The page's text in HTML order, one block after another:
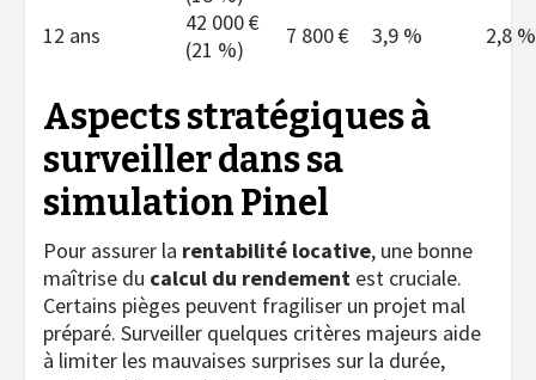
12 ans
42 000 €
(21 %)
7 800 € 3,9 % 2,8 %
Aspects stratégiques à
surveiller dans sa
simulation Pinel
Pour assurer la rentabilité locative, une bonne
maîtrise du calcul du rendement est cruciale.
Certains pièges peuvent fragiliser un projet mal
préparé. Surveiller quelques critères majeurs aide
à limiter les mauvaises surprises sur la durée,